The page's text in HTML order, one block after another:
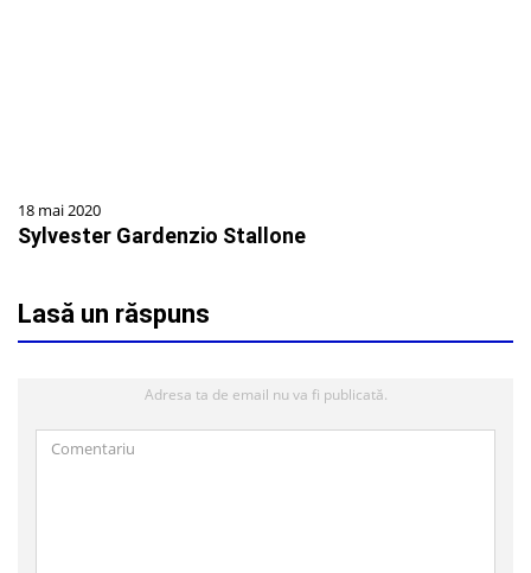
18 mai 2020
Sylvester Gardenzio Stallone
Lasă un răspuns
Adresa ta de email nu va fi publicată.
Comentariu